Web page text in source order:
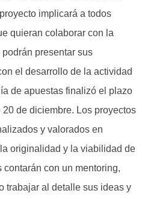
implicará a todos
quieran colaborar con la
presentar sus
el desarrollo de la actividad
de apuestas finalizó el plazo
de diciembre. Los proyectos
y valorados en
originalidad y la viabilidad de
con un mentoring,
trabajar al detalle sus ideas y